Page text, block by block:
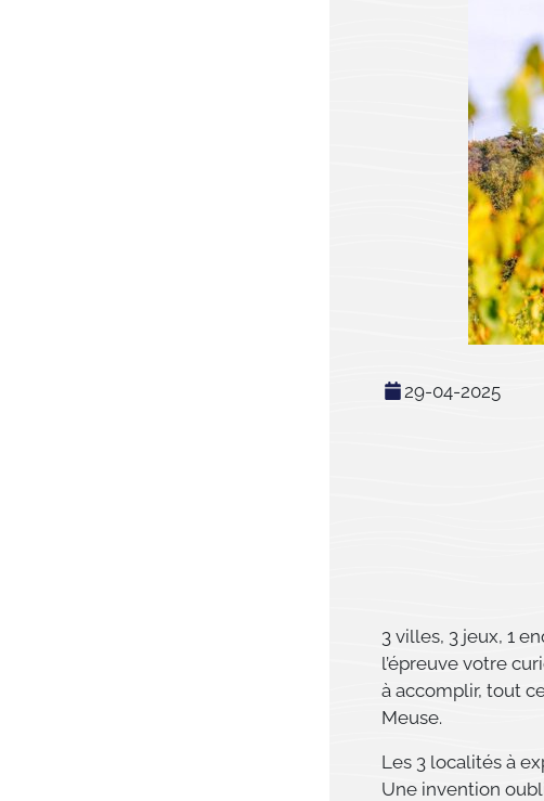
29-04-2025
3 villes, 3 jeux, 1
l’épreuve votre
à accomplir, tout
Meuse.
Les 3 localités à
Une invention